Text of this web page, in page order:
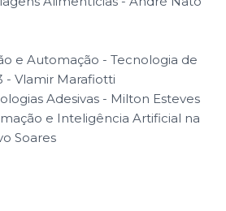
e Automação - Tecnologia de
- Vlamir Marafiotti
Adesivas - Milton Esteves
e Inteligência Artificial na
Soares